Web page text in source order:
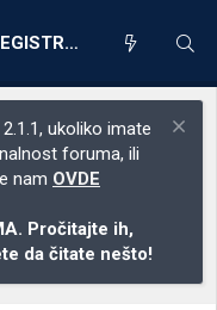
REGISTRACIJA
ukoliko imate
foruma, ili
nam OVDE
Pročitajte ih,
da čitate nešto!